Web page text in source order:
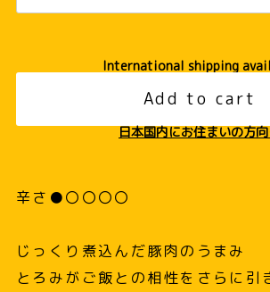
International shipping
Add to cart
日本国内にお住まいの方
辛さ●〇〇〇〇
じっくり煮込んだ豚肉のうまみ
とろみがご飯との相性をさらに引